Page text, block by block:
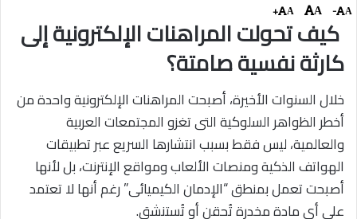
A
-
A
A
+
كيف تحولت المراهنات الإلكترونية إلى
كارثة نفسية صامتة؟
خلال السنوات الأخيرة، أصبحت المراهنات الإلكترونية واحدة من
أخطر الظواهر السلوكية التى تغزو المجتمعات العربية
والعالمية، ليس فقط بسبب انتشارها السريع عبر تطبيقات
الهواتف الذكية ومنصات الألعاب ومواقع الإنترنت، بل لأنها
أصبحت تعمل بمنطق “الإدمان الكيميائى” رغم أنها لا تعتمد
على أى مادة مخدرة تُحقن أو تُستنشق.